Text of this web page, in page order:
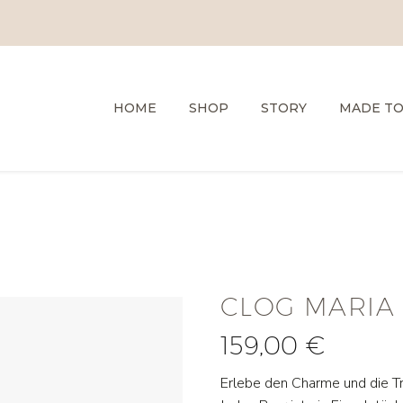
HOME SHOP STORY MADE
CLOG
159,00 €
Erlebe den Charme und die